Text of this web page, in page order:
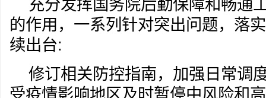
充分发挥国务院后勤保障和畅通
的作用，一系列针对突出问题，落
续出台:
修订相关防控指南，加强日常调
受疫情影响地区及时暂停中风险和